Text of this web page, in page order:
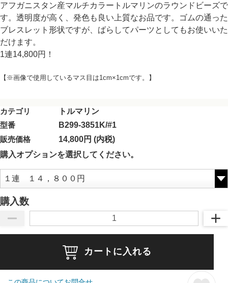
アフガニスタン産マルチカラートルマリンのラウンドビーズで
す。透明度が高く、発色も良い上質なお品です。ゴムの通った
ブレスレット形状ですが、ばらしてパーツとしてもお使いいた
だけます。
1連14,800円！
【※画像で使用しているマス目は1cm×1cmです。】
カテゴリ
トルマリン
型番
B299-3851K/#1
販売価格
14,800円 (内税)
購入オプションを選択してください。
購入数
カートに入れる